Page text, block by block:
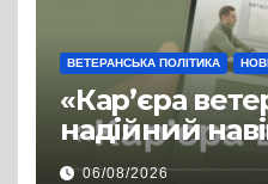
ВЕТЕРАНСЬКА ПОЛІТИКА
«Кар’єра
надійний
цивільній
06/08/2026